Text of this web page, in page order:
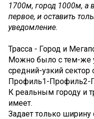
1700м, город 1000м, а
первое, и оставить
уведомление.
Трасса - Город и
Можно было с тем-же
средний-узкий
Профиль1-Профиль2-
К реальным городу и
имеет.
Задает только